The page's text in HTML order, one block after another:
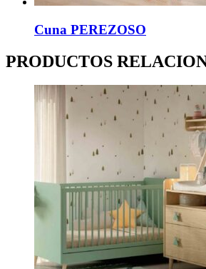
Cuna PEREZOSO
PRODUCTOS